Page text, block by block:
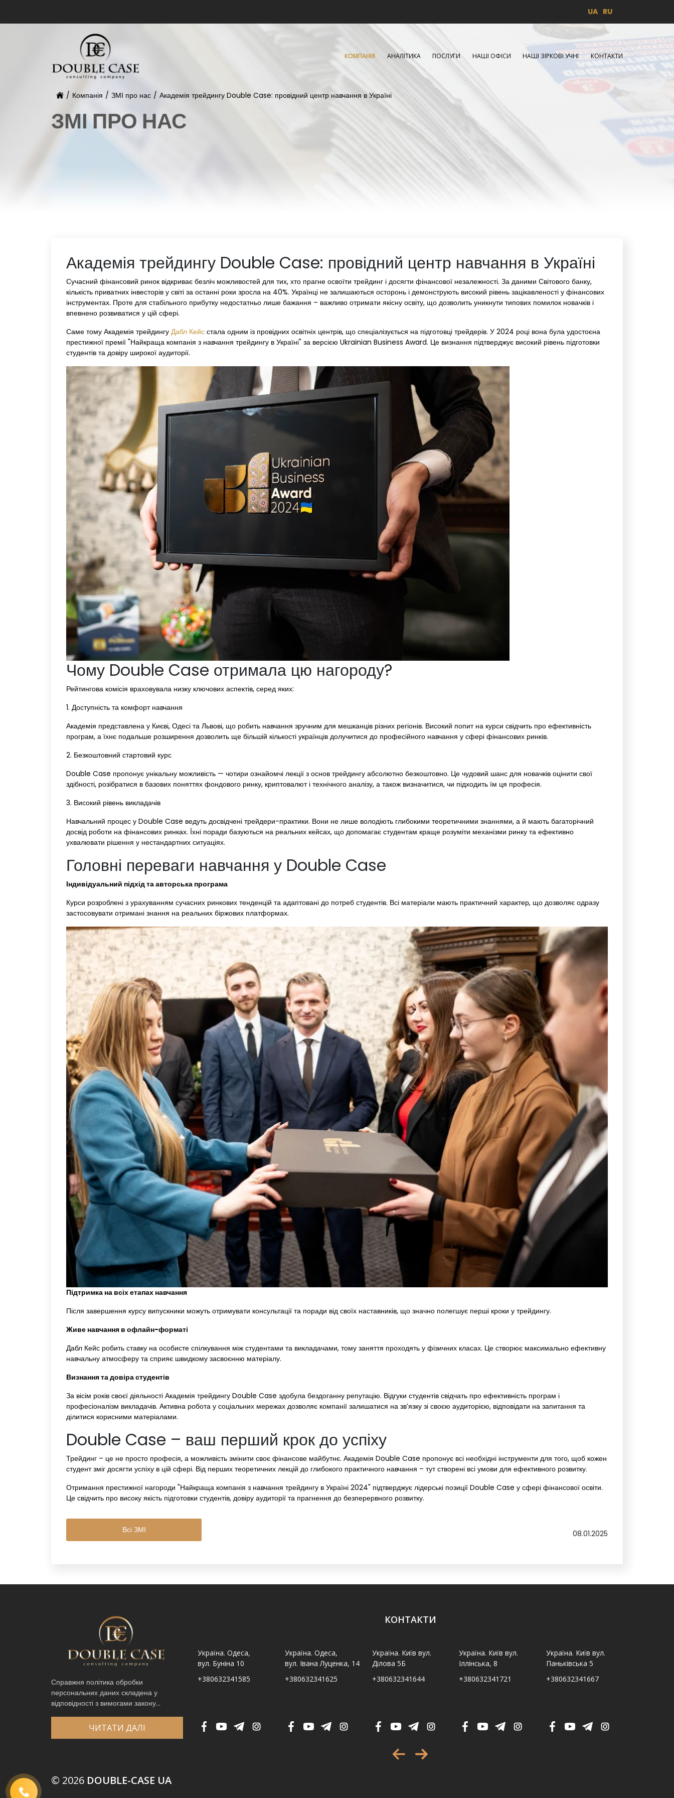
UA RU
КОМПАНІЯ АНАЛІТИКА ПОСЛУГИ НАШІ ОФІСИ НАШІ ЗІРКОВІ УЧНІ КОНТАКТИ
/ Компанія / ЗМІ про нас / Академія трейдингу Double Case: провідний центр навчання в Україні
ЗМІ ПРО НАС
Академія трейдингу Double Case: провідний центр навчання в Україні
Сучасний фінансовий ринок відкриває безліч можливостей для тих, хто прагне освоїти трейдинг і досягти фінансової незалежності. За даними Світового банку,
кількість приватних інвесторів у світі за останні роки зросла на 40%. Українці не залишаються осторонь і демонструють високий рівень зацікавленості у фінансових
інструментах. Проте для стабільного прибутку недостатньо лише бажання – важливо отримати якісну освіту, що дозволить уникнути типових помилок новачків і
впевнено розвиватися у цій сфері.
Саме тому Академія трейдингу Дабл Кейс стала одним із провідних освітніх центрів, що спеціалізується на підготовці трейдерів. У 2024 році вона була удостоєна
престижної премії "Найкраща компанія з навчання трейдингу в Україні" за версією Ukrainian Business Award. Це визнання підтверджує високий рівень підготовки
студентів та довіру широкої аудиторії.
Чому Double Case отримала цю нагороду?
Рейтингова комісія враховувала низку ключових аспектів, серед яких:
1. Доступність та комфорт навчання
Академія представлена у Києві, Одесі та Львові, що робить навчання зручним для мешканців різних регіонів. Високий попит на курси свідчить про ефективність
програм, а їхнє подальше розширення дозволить ще більшій кількості українців долучитися до професійного навчання у сфері фінансових ринків.
2. Безкоштовний стартовий курс
Double Case пропонує унікальну можливість — чотири ознайомчі лекції з основ трейдингу абсолютно безкоштовно. Це чудовий шанс для новачків оцінити свої
здібності, розібратися в базових поняттях фондового ринку, криптовалют і технічного аналізу, а також визначитися, чи підходить їм ця професія.
3. Високий рівень викладачів
Навчальний процес у Double Case ведуть досвідчені трейдери-практики. Вони не лише володіють глибокими теоретичними знаннями, а й мають багаторічний
досвід роботи на фінансових ринках. Їхні поради базуються на реальних кейсах, що допомагає студентам краще розуміти механізми ринку та ефективно
ухвалювати рішення у нестандартних ситуаціях.
Головні переваги навчання у Double Case
Індивідуальний підхід та авторська програма
Курси розроблені з урахуванням сучасних ринкових тенденцій та адаптовані до потреб студентів. Всі матеріали мають практичний характер, що дозволяє одразу
застосовувати отримані знання на реальних біржових платформах.
Підтримка на всіх етапах навчання
Після завершення курсу випускники можуть отримувати консультації та поради від своїх наставників, що значно полегшує перші кроки у трейдингу.
Живе навчання в офлайн-форматі
Дабл Кейс робить ставку на особисте спілкування між студентами та викладачами, тому заняття проходять у фізичних класах. Це створює максимально ефективну
навчальну атмосферу та сприяє швидкому засвоєнню матеріалу.
Визнання та довіра студентів
За вісім років своєї діяльності Академія трейдингу Double Case здобула бездоганну репутацію. Відгуки студентів свідчать про ефективність програм і
професіоналізм викладачів. Активна робота у соціальних мережах дозволяє компанії залишатися на зв’язку зі своєю аудиторією, відповідати на запитання та
ділитися корисними матеріалами.
Double Case – ваш перший крок до успіху
Трейдинг – це не просто професія, а можливість змінити своє фінансове майбутнє. Академія Double Case пропонує всі необхідні інструменти для того, щоб кожен
студент зміг досягти успіху в цій сфері. Від перших теоретичних лекцій до глибокого практичного навчання – тут створені всі умови для ефективного розвитку.
Отримання престижної нагороди "Найкраща компанія з навчання трейдингу в Україні 2024" підтверджує лідерські позиції Double Case у сфері фінансової освіти.
Це свідчить про високу якість підготовки студентів, довіру аудиторії та прагнення до безперервного розвитку.
Всі ЗМІ 08.01.2025
Справжня політика обробки
персональних даних складена у
відповідності з вимогами закону...
ЧИТАТИ ДАЛІ
КОНТАКТИ
Україна. Львів вул.
+380632341740
Україна. Львів, просп.
Чорновола 67Г
+380632341780
Україна. Одеса,
вул. Буніна 10
+380632341585
Україна. Одеса,
вул. Івана Луценка, 14
+380632341625
Україна. Київ вул.
Ділова 5Б
+380632341644
Україна. Київ вул.
Іллінська, 8
+380632341721
Україна. Київ вул.
Паньківська 5
+380632341667
© 2026 DOUBLE-CASE UA
Телефон *
Виберіть місто*